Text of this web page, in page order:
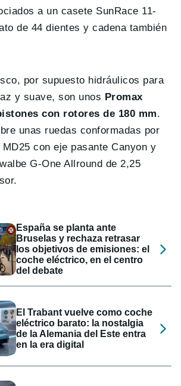
a un casete SunRace 11-
de 44 dientes y cadena también
por supuesto hidráulicos para
y suave, son unos Promax
con rotores de 180 mm.
unas ruedas conformadas por
con eje pasante Canyon y
G-One Allround de 2,25
España se planta ante
Bruselas y rechaza retrasar
los objetivos de emisiones: el
coche eléctrico, en el centro
del debate
El Trabant vuelve como coche
eléctrico barato: la nostalgia
de la Alemania del Este entra
en la era digital